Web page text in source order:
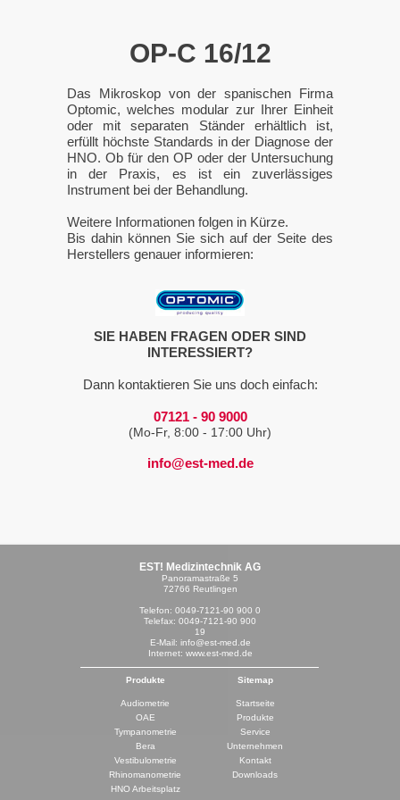
OP-C 16/12
Das Mikroskop von der spanischen Firma
Optomic, welches modular zur Ihrer Einheit
oder mit separaten Ständer erhältlich ist,
erfüllt höchste Standards in der Diagnose der
HNO. Ob für den OP oder der Untersuchung
in der Praxis, es ist ein zuverlässiges
Instrument bei der Behandlung.
Weitere Informationen folgen in Kürze.
Bis dahin können Sie sich auf der Seite des
Herstellers genauer informieren:
SIE HABEN FRAGEN ODER SIND
INTERESSIERT?
Dann kontaktieren Sie uns doch einfach:
07121 - 90 9000
(Mo-Fr, 8:00 - 17:00 Uhr)
info@est-med.de
Sitemap
Produkte
Audiometrie
Startseite
OAE
Produkte
Tympanometrie
Service
Bera
Unternehmen
Vestibulometrie
Rhinomanometrie
Kontakt
Downloads
HNO Arbeitsplatz
EST! Medizintechnik AG
Panoramastraße 5
72766 Reutlingen
Telefon: 0049-7121-90 900 0
Telefax: 0049-7121-90 900
19
E-Mail: info@est-med.de
Internet: www.est-med.de